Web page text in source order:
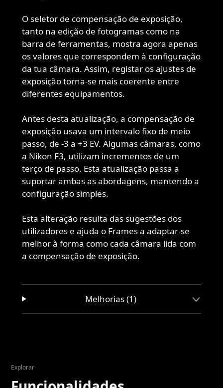
O seletor de compensação de exposição,
tanto na edição de fotogramas como na
barra de ferramentas, mostra agora apenas
os valores que correspondem à configuração
da tua câmara. Assim, registar os ajustes de
exposição torna-se mais coerente entre
diferentes equipamentos.
Antes desta atualização, a compensação de
exposição usava um intervalo fixo de meio
passo, de -3 a +3 EV. Algumas câmaras, como
a Nikon F3, utilizam incrementos de um
terço de passo. Esta atualização passa a
suportar ambas as abordagens, mantendo a
configuração simples.
Esta alteração resulta das sugestões dos
utilizadores e ajuda o Frames a adaptar-se
melhor à forma como cada câmara lida com
a compensação de exposição.
Melhorias (1)
Explorar